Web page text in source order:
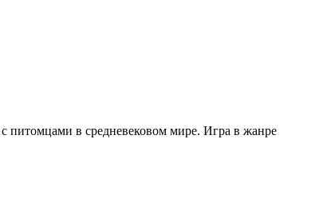
питомцами в средневековом мире. Игра в жанре